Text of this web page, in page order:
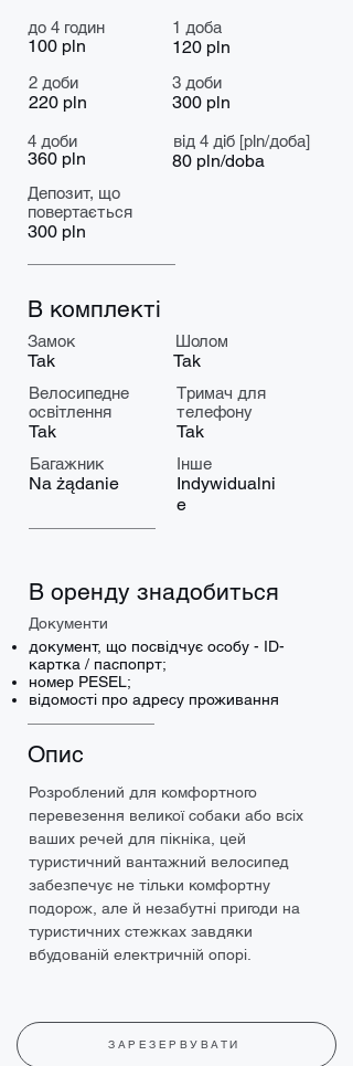
100 pln
до 4 годин
4 доби
360 pln
1 доба
120 pln
від 4 діб [pln/доба]
80 pln/doba
2 доби
220 pln
3 доби
300 pln
Депозит, що
повертається
300 pln
В комплекті
Замок
Tak
Шолом
Tak
Велосипедне
освітлення
Tak
Тримач для
телефону
Tak
Багажник
Na żądanie
Інше
Indywidualni
e
В оренду знадобиться
Документи
документ, що посвідчує особу - ID-
картка / паспопрт;
номер PESEL;
відомості про адресу проживання
Опис
Розроблений для комфортного
перевезення великої собаки або всіх
ваших речей для пікніка, цей
туристичний вантажний велосипед
забезпечує не тільки комфортну
подорож, але й незабутні пригоди на
туристичних стежках завдяки
вбудованій електричній опорі.
ЗАРЕЗЕРВУВАТИ